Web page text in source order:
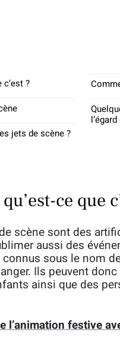
?
jets de scène ?
ce que
scène sont des
aussi des
sous le nom
Ils peuvent
ainsi que des
l’animation festive